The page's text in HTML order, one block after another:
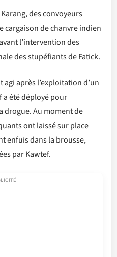
des convoyeurs
cargaison de chanvre indien
l’intervention des
des stupéfiants de Fatick.
agi après l’exploitation d’un
été déployé pour
drogue. Au moment de
ont laissé sur place
enfuis dans la brousse,
par Kawtef.